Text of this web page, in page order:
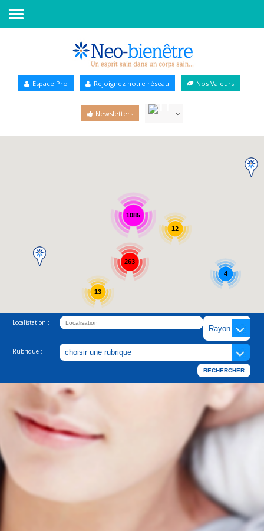
Annuaire Bien-être
Espace Pro Rejoignez notre réseau Nos Valeurs
Newsletters
1085
13
263
4
12
Localistation :
Rubrique :